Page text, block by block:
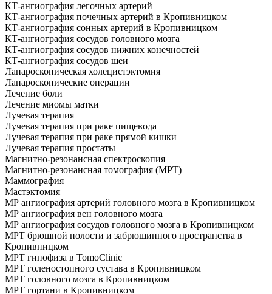
КТ-ангиография легочных артерий
КТ-ангиография почечных артерий в Кропивницком
КТ-ангиография сонных артерий в Кропивницком
КТ-ангиография сосудов головного мозга
КТ-ангиография сосудов нижних конечностей
КТ-ангиография сосудов шеи
Лапароскопическая холецистэктомия
Лапароскопические операции
Лечение боли
Лечение миомы матки
Лучевая терапия
Лучевая терапия при раке пищевода
Лучевая терапия при раке прямой кишки
Лучевая терапия простаты
Магнитно-резонансная спектроскопия
Магнитно-резонансная томография (МРТ)
Маммография
Мастэктомия
МР ангиография артерий головного мозга в Кропивницком
МР ангиография вен головного мозга
МР ангиография сосудов головного мозга в Кропивницком
МРТ брюшной полости и забрюшинного пространства в
Кропивницком
МРТ гипофиза в TomoClinic
МРТ голеностопного сустава в Кропивницком
МРТ головного мозга в Кропивницком
МРТ гортани в Кропивницком